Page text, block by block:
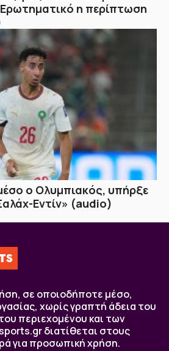
η περίπτωση
ο Ολυμπιακός, υπήρξε
Εντίν» (audio)
σε οποιοδήποτε μέσο,
χωρίς γραπτή άδεια του
περιεχομένου και των
διατίθεται στους
για προσωπική χρήση.